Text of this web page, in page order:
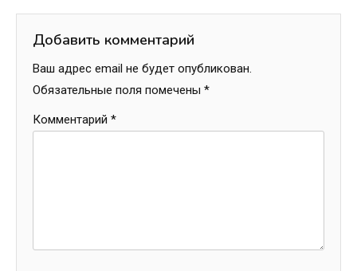
Добавить комментарий
Ваш адрес email не будет опубликован.
Обязательные поля помечены *
Комментарий *